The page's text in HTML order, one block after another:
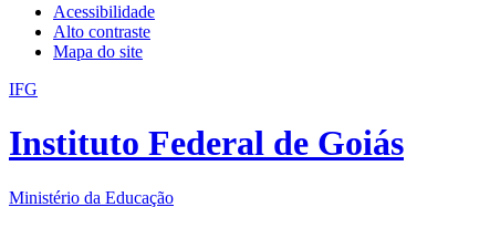
Acessibilidade
Alto contraste
Mapa do site
IFG
Instituto Federal de Goiás
Ministério da Educação